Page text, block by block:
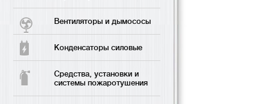
Вентиляторы и дымососы
Конденсаторы силовые
Средства, установки и
системы пожаротушения